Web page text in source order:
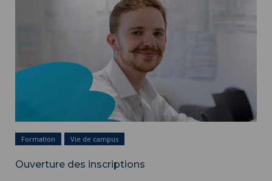
Formation Vie de campus
Ouverture des inscriptions